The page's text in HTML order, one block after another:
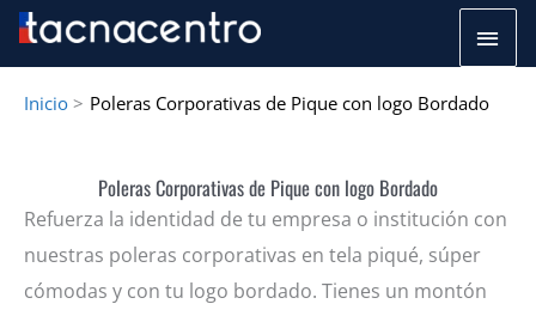
Inicio Poleras Corporativas de Pique con logo Bordado
Poleras Corporativas de Pique con logo Bordado
Refuerza la identidad de tu empresa o institución con
nuestras poleras corporativas en tela piqué, súper
cómodas y con tu logo bordado. Tienes un montón